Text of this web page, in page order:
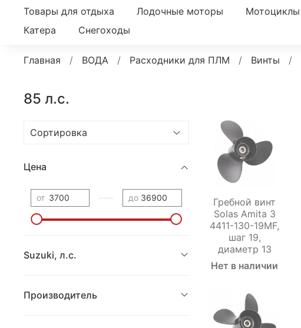
Товары для отдыха
Лодочные моторы Мотоциклы
Катера
Снегоходы
Главная ВОДА Расходники для ПЛМ Винты
85 л.с.
Гребной винт
Solas Amita 3
4411-130-19MF,
шаг 19,
диаметр 13
Нет в наличии
Цена
от до
Suzuki, л.с.
Производитель